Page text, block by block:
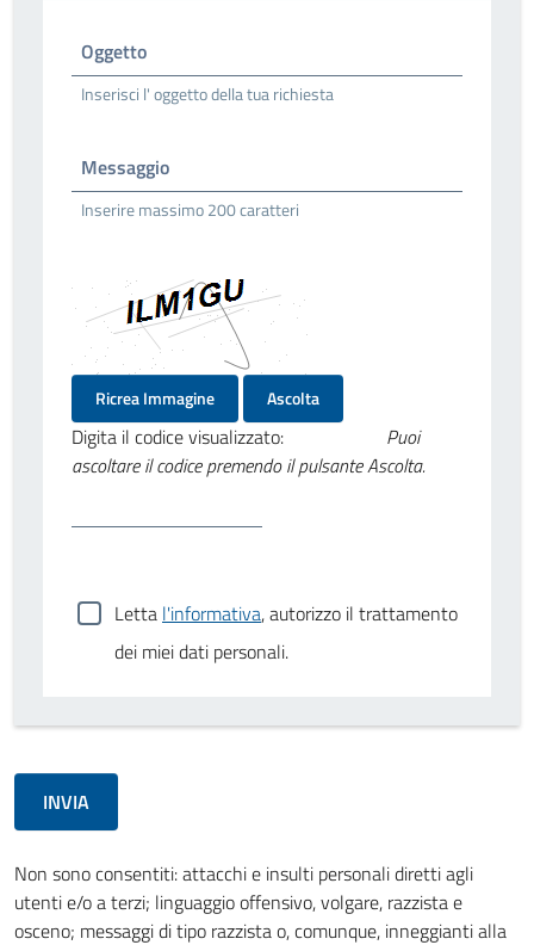
Oggetto
Inserisci l' oggetto della tua richiesta
Messaggio
Inserire massimo 200 caratteri
Ricrea Immagine Ascolta
Digita il codice visualizzato:
Puoi
ascoltare il codice premendo il pulsante Ascolta.
Letta l'informativa, autorizzo il trattamento
dei miei dati personali.
Non sono consentiti: attacchi e insulti personali diretti agli
utenti e/o a terzi; linguaggio offensivo, volgare, razzista e
osceno; messaggi di tipo razzista o, comunque, inneggianti alla